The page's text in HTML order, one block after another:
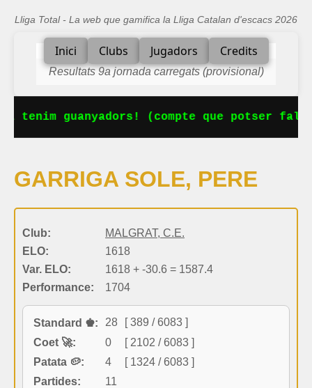
Lliga Total - La web que gamifica la Lliga Catalan d'escacs 2026
Inici Clubs Jugadors Credits
Resultats 9a jornada carregats (provisional)
tenim guanyadors! (compte que potser
GARRIGA SOLE, PERE
Club:
MALGRAT, C.E.
ELO:
1618
Var. ELO:
1618 + -30.6 = 1587.4
Performance:
1704
Standard ♚: 28
[ 389 / 6083 ]
Coet 🚀:
0
[ 2102 / 6083 ]
Patata 🥔:
4
[ 1324 / 6083 ]
Partides:
11